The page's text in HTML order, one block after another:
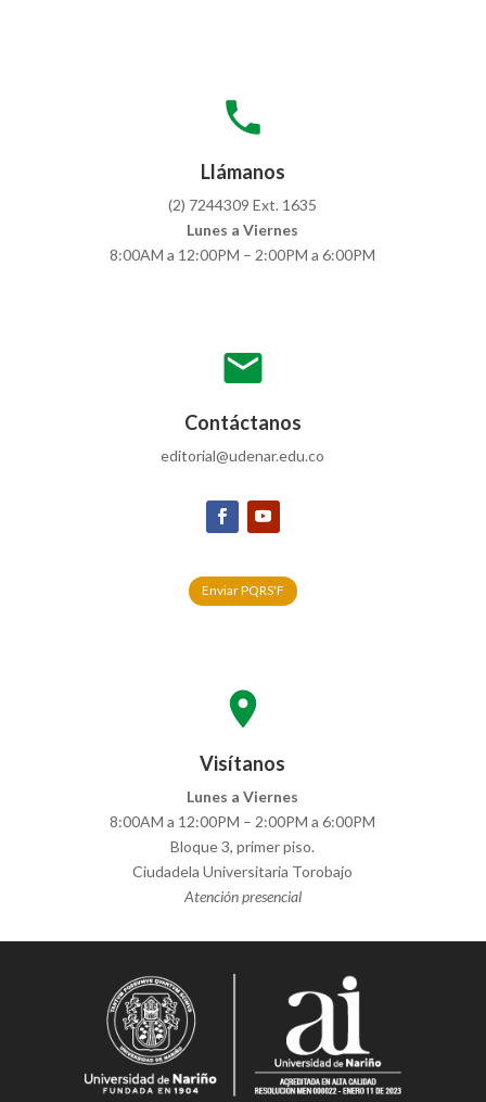
local_phone
Llámanos
(2) 7244309 Ext. 1635
Lunes a Viernes
8:00AM a 12:00PM – 2:00PM a 6:00PM
mail
Contáctanos
editorial@udenar.edu.co
Enviar PQRS'F
location_on
Visítanos
Lunes a Viernes
8:00AM a 12:00PM – 2:00PM a 6:00PM
Bloque 3, primer piso.
Ciudadela Universitaria Torobajo
Atención presencial